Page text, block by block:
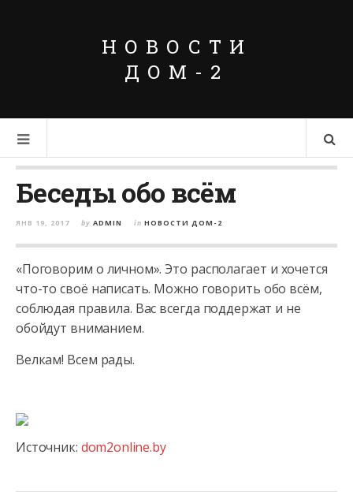
НОВОСТИ
ДОМ-2
Беседы обо всём
ЯНВ 19, 2017 by ADMIN in НОВОСТИ ДОМ-2
«Поговорим о личном». Это располагает и хочется
что-то своё написать. Можно говорить обо всём,
соблюдая правила. Вас всегда поддержат и не
обойдут вниманием.
Велкам! Всем рады.
Источник: dom2online.by